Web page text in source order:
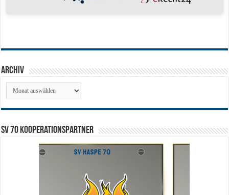
Archiv
Archiv
SV 70 Kooperationspartner